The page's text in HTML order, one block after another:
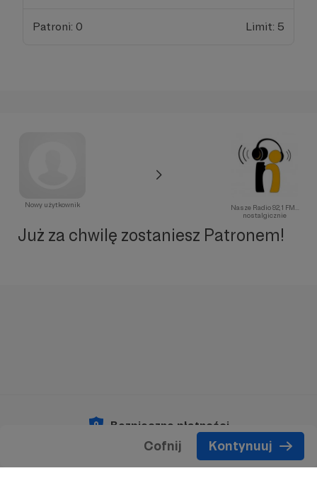
Patroni: 0 Limit: 5
Cofnij Kontynuuj
Nowy użytkownik
Nasze Radio 92,1 FM...
nostalgicznie
Już za chwilę zostaniesz Patronem!
Bezpieczne płatności